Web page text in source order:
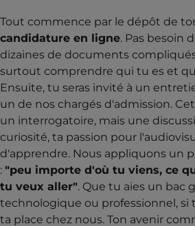
Tout commence par le dépôt de
candidature en ligne. Pas besoin
dizaines de documents
surtout comprendre qui tu es et
Ensuite, tu seras invité à un
un de nos chargés d'admission.
un interrogatoire, mais une
curiosité, ta passion pour
d'apprendre. Nous appliquons un
: "peu importe d'où tu viens, ce
tu veux aller". Que tu aies un bac
technologique ou professionnel, si
ta place chez nous. Ton avenir